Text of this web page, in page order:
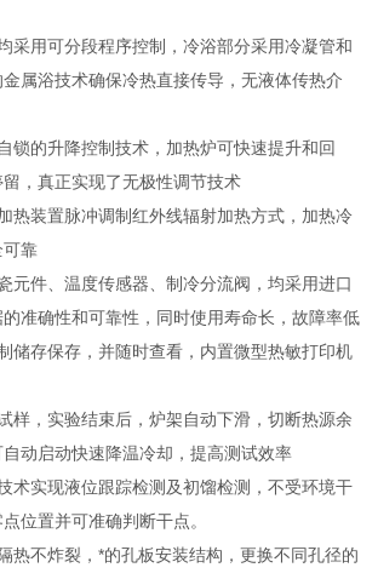
采用可分段程序控制，冷浴部分采用冷凝管和
属浴技术确保冷热直接传导，无液体传热介
锁的升降控制技术，加热炉可快速提升和回
，真正实现了无极性调节技术
热装置脉冲调制红外线辐射加热方式，加热冷
可靠
元件、温度传感器、制冷分流阀，均采用进口
准确性和可靠性，同时使用寿命长，故障率低
储存保存，并随时查看，内置微型热敏打印机
样，实验结束后，炉架自动下滑，切断热源余
动启动快速降温冷却，提高测试效率
术实现液位跟踪检测及初馏检测，不受环境干
位置并可准确判断干点。
热不炸裂，*的孔板安装结构，更换不同孔径的